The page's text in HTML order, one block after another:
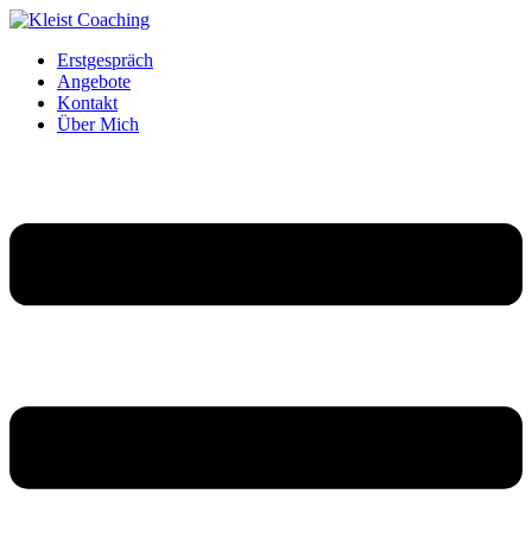
Erstgespräch
Angebote
Kontakt
Über Mich